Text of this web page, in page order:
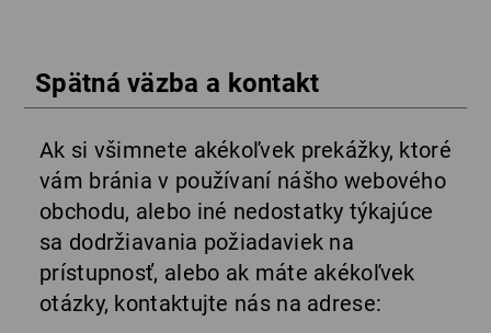
Spätná väzba a kontakt
Ak si všimnete akékoľvek prekážky, ktoré
vám bránia v používaní nášho webového
obchodu, alebo iné nedostatky týkajúce
sa dodržiavania požiadaviek na
prístupnosť, alebo ak máte akékoľvek
otázky, kontaktujte nás na adrese: